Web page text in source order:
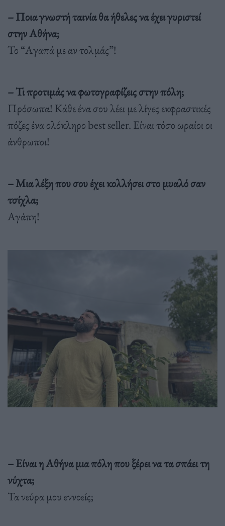
– Ποια γνωστή ταινία θα ήθελες να έχει γυριστεί
στην Αθήνα;
Το “Αγαπά με αν τολμάς”!
– Τι προτιμάς να φωτογραφίζεις στην πόλη;
Πρόσωπα! Κάθε ένα σου λέει με λίγες εκφραστικές
πόζες ένα ολόκληρο best seller. Είναι τόσο ωραίοι οι
άνθρωποι!
– Μια λέξη που σου έχει κολλήσει στο μυαλό σαν
τσίχλα;
Αγάπη!
– Είναι η Αθήνα μια πόλη που ξέρει να τα σπάει τη
νύχτα;
Τα νεύρα μου εννοείς;